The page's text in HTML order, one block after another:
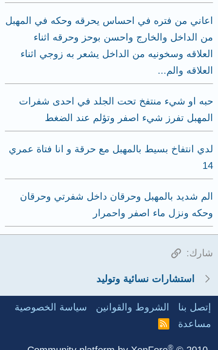
اعاني من فتره في احساس يحرقه وحكه في المهبل
من الداخل والخارج واحسن بوحز وحرقه اثناء
العلاقه وسخونيه من الداخل يشعر به زوجي اثناء
العلاقه والم...
حبه او شيء منتفخ تحت الجلد في احدى شفرات
المهبل تفرز شيء اصفر وتؤلم عند الضغط
لدي انتفاخ بسيط بالمهبل مع حرقة و انا فتاة عمري
14
الم شديد بالمهبل وحرقان داخل شفرتي وحرقان
وحكه ونزل ماء اصفر واحمرار
شارك: الرابط
استشارات نسائية وتوليد
إتصل بنا الشروط والقوانين
سياسة الخصوصية
مساعدة
R
®